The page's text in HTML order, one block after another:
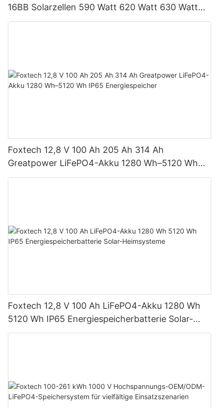
16BB Solarzellen 590 Watt 620 Watt 630 Watt
650 Watt Bifaziales Modul mit Dual
Foxtech 12,8 V 100 Ah 205 Ah 314 Ah
Greatpower LiFePO4-Akku 1280 Wh–5120 Wh
IP65 Energiespeicher
Foxtech 12,8 V 100 Ah LiFePO4-Akku 1280 Wh
5120 Wh IP65 Energiespeicherbatterie Solar-
Heimsysteme